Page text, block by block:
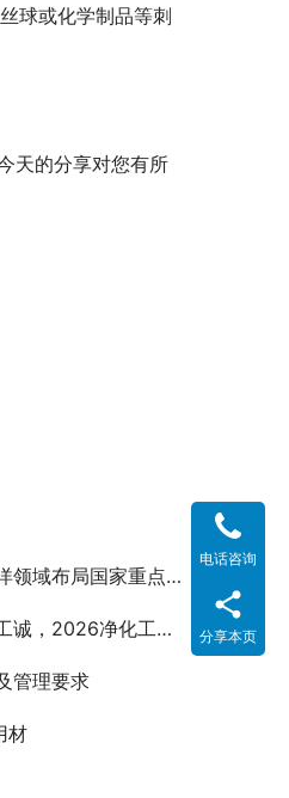
球或化学制品等刺
天的分享对您有所
布局国家重点实验室
工程设计施工一体化！
管理要求
材
电话咨询
分享本页